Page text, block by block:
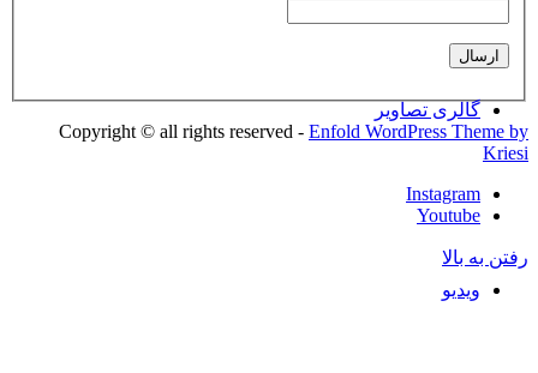
گالری تصاویر
ویدیو
Copyright © all rights reserved - Enfold WordPress Theme by
Kriesi
Instagram
Youtube
رفتن به بالا